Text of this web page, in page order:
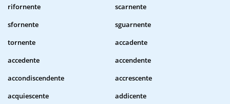
rifornente
scarnente
sfornente
sguarnente
tornente
accadente
accedente
accendente
accondiscendente
accrescente
acquiescente
addicente